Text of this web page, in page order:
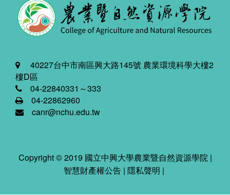
40227台中市南區興大路145號 農業環境科學大樓2
樓D區
04-22840331～333
04-22862960
canr@nchu.edu.tw
Copyright © 2019 國立中興大學農業暨自然資源學院 |
智慧財產權公告 | 隱私聲明 |